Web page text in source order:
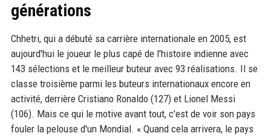
générations
Chhetri, qui a débuté sa carrière internationale en 2005, est
aujourd'hui le joueur le plus capé de l'histoire indienne avec
143 sélections et le meilleur buteur avec 93 réalisations. Il se
classe troisième parmi les buteurs internationaux encore en
activité, derrière Cristiano Ronaldo (127) et Lionel Messi
(106). Mais ce qui le motive avant tout, c'est de voir son pays
fouler la pelouse d'un Mondial. « Quand cela arrivera, le pays